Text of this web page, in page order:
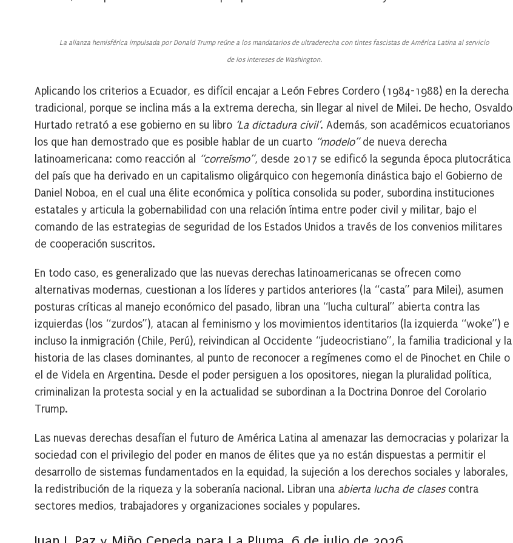
La alianza hemisférica impulsada por Donald Trump reúne a los mandatarios de ultraderecha con tintes fascistas de América Latina al servicio
de los intereses de Washington.
Aplicando los criterios a Ecuador, es difícil encajar a León Febres Cordero (1984-1988) en la derecha
tradicional, porque se inclina más a la extrema derecha, sin llegar al nivel de Milei. De hecho, Osvaldo
Hurtado retrató a ese gobierno en su libro ‘La dictadura civil’. Además, son académicos ecuatorianos
los que han demostrado que es posible hablar de un cuarto “modelo”de nueva derecha
latinoamericana: como reacción al
“correísmo”, desde 2017 se edificó la segunda época plutocrática
del país que ha derivado en un capitalismo oligárquico con hegemonía dinástica bajo el Gobierno de
Daniel Noboa, en el cual una élite económica y política consolida su poder, subordina instituciones
estatales y articula la gobernabilidad con una relación íntima entre poder civil y militar, bajo el
comando de las estrategias de seguridad de los Estados Unidos a través de los convenios militares
de cooperación suscritos.
En todo caso, es generalizado que las nuevas derechas latinoamericanas se ofrecen como
alternativas modernas, cuestionan a los líderes y partidos anteriores (la “casta” para Milei), asumen
posturas críticas al manejo económico del pasado, libran una “lucha cultural” abierta contra las
izquierdas (los “zurdos”), atacan al feminismo y los movimientos identitarios (la izquierda “woke”) e
incluso la inmigración (Chile, Perú), reivindican al Occidente “judeocristiano”, la familia tradicional y la
historia de las clases dominantes, al punto de reconocer a regímenes como el de Pinochet en Chile o
el de Videla en Argentina. Desde el poder persiguen a los opositores, niegan la pluralidad política,
criminalizan la protesta social y en la actualidad se subordinan a la Doctrina Donroe del Corolario
Trump.
Las nuevas derechas desafían el futuro de América Latina al amenazar las democracias y polarizar la
sociedad con el privilegio del poder en manos de élites que ya no están dispuestas a permitir el
desarrollo de sistemas fundamentados en la equidad, la sujeción a los derechos sociales y laborales,
la redistribución de la riqueza y la soberanía nacional. Libran una abierta lucha de clasescontra
sectores medios, trabajadores y organizaciones sociales y populares.